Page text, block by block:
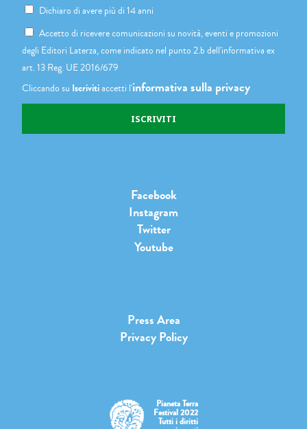
Dichiaro di avere più di 14 anni
Accetto di ricevere comunicazioni su novità, eventi e promozioni
degli Editori Laterza, come indicato nel punto 2.b dell'informativa ex
art. 13 Reg. UE 2016/679
Cliccando su Iscrivitiaccetti l'informativa sulla privacy
Facebook
Instagram
Twitter
Youtube
Press Area
Privacy Policy
Pianeta Terra
Festival 2022
Tutti i diritti